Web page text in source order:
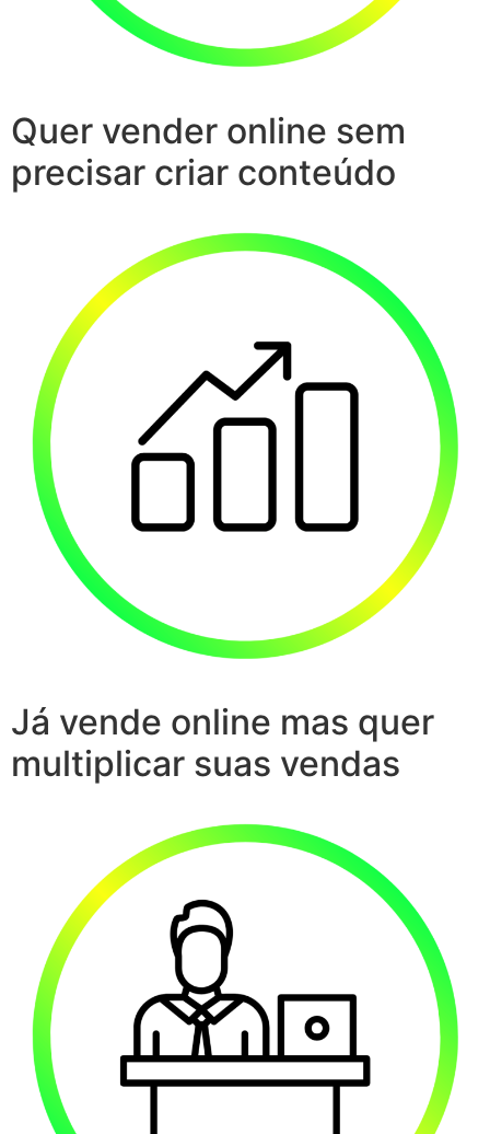
Quer vender online sem
precisar criar conteúdo
Já vende online mas quer
multiplicar suas vendas